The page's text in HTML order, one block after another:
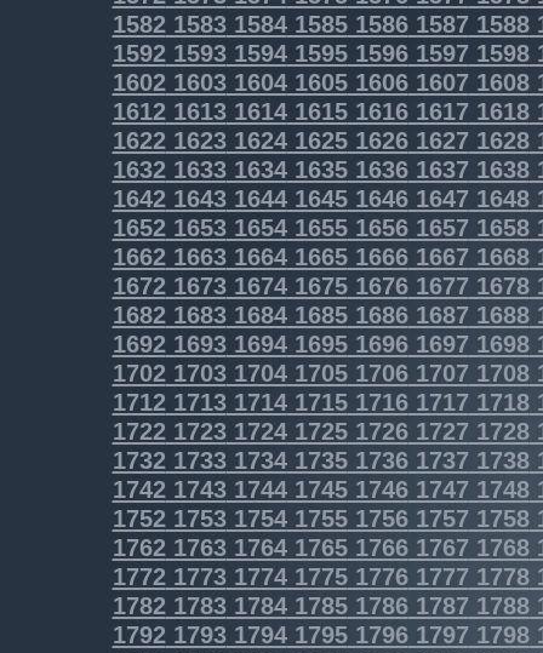
1582158315841585158615871588
1592159315941595159615971598
1602160316041605160616071608
1612161316141615161616171618
1622162316241625162616271628
1632163316341635163616371638
1642164316441645164616471648
1652165316541655165616571658
1662166316641665166616671668
167216731674167516761677 1678
168216831684168516861687 1688
169216931694169516961697 1698
170217031704170517061707 1708
171217131714171517161717 1718
172217231724172517261727 1728
173217331734173517361737 1738
174217431744174517461747 1748
175217531754175517561757 1758
176217631764176517661767 1768
177217731774177517761777 1778
178217831784178517861787 1788
179217931794179517961797 1798